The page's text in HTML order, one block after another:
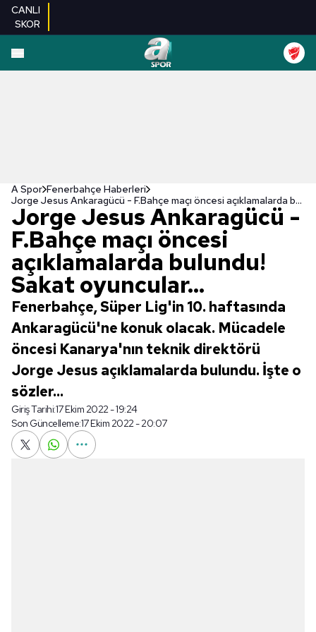
CANLI
SKOR
A Spor Fenerbahçe Haberleri
Jorge Jesus Ankaragücü - F.Bahçe maçı öncesi açıklamalarda bulundu! Sakat oyuncular...
Jorge Jesus Ankaragücü -
F.Bahçe maçı öncesi
açıklamalarda bulundu!
Sakat oyuncular...
Fenerbahçe, Süper Lig'in 10. haftasında
Ankaragücü'ne konuk olacak. Mücadele
öncesi Kanarya'nın teknik direktörü
Jorge Jesus açıklamalarda bulundu. İşte o
sözler...
Giriş Tarihi:17 Ekim 2022 - 19:24
Son Güncelleme:17 Ekim 2022 - 20:07